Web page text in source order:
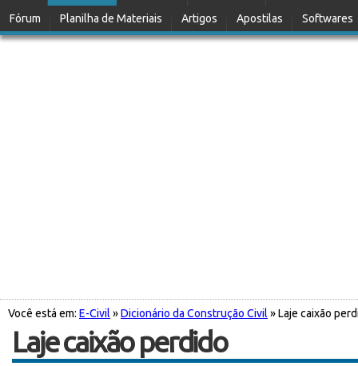
Fórum
Planilha de Materiais Artigos Apostilas Softwares
Você está em: E-Civil »Dicionário da Construção Civil » Laje caixão
Laje caixão perdido